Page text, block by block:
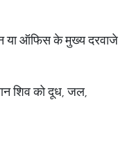
या ऑफिस के मुख्य दरवाजे
शिव को दूध, जल,